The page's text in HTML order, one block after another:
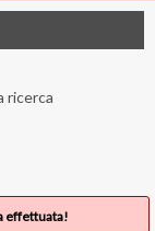
ricerca
effettuata!